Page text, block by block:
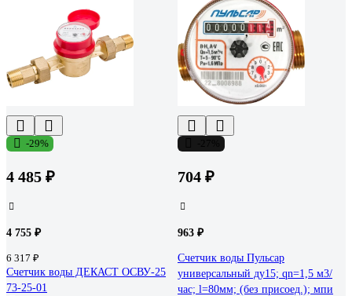
-29%
4 485 ₽
4 755 ₽
6 317 ₽
Счетчик воды ДЕКАСТ ОСВУ-25
73-25-01
704 ₽
963 ₽
Счетчик воды Пульсар
универсальный ду15; qn=1,5 м3/
час; l=80мм; (без присоед.); мпи